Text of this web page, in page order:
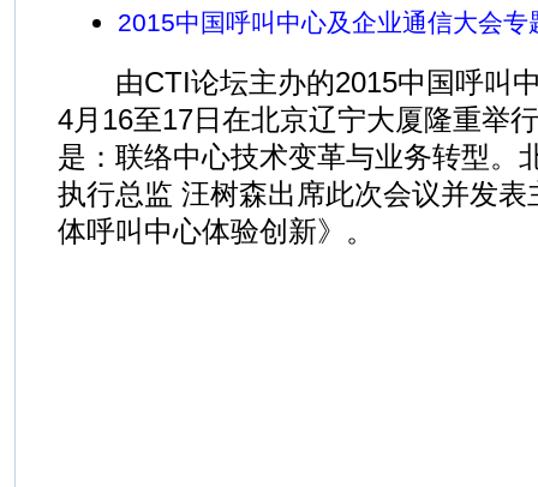
2015中国呼叫中心及企业通信大会专
由CTI论坛主办的2015中国呼叫
4月16至17日在北京辽宁大厦隆重举
是：联络中心技术变革与业务转型。
执行总监 汪树森出席此次会议并发
体呼叫中心体验创新》。